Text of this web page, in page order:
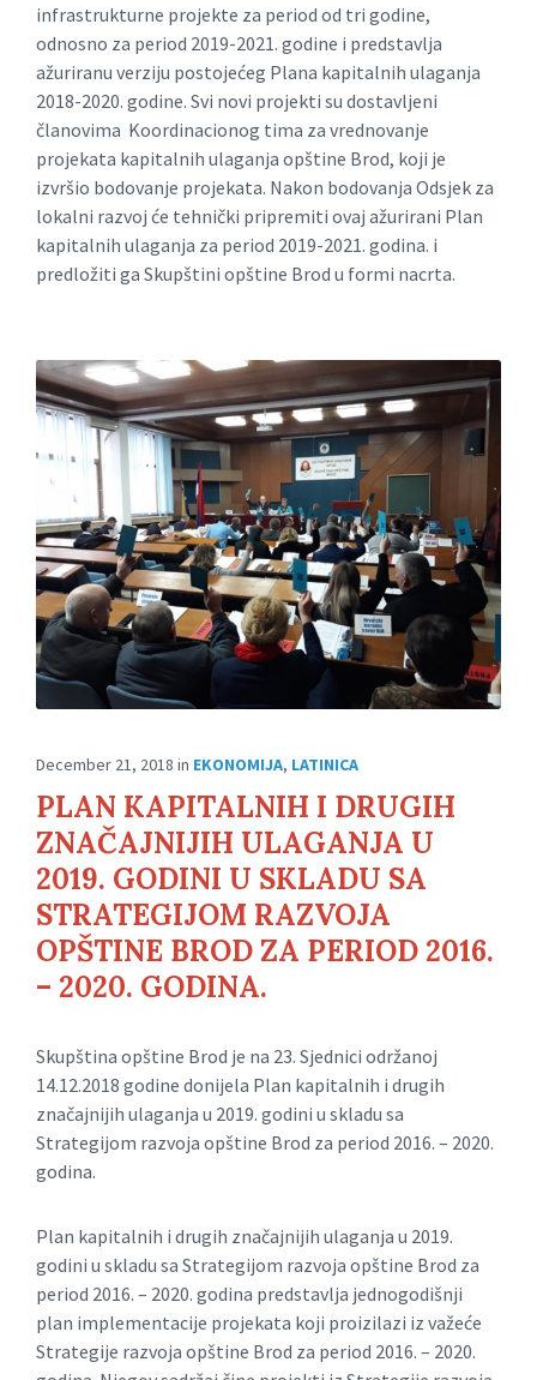
infrastrukturne projekte za period od tri godine,
odnosno za period 2019-2021. godine i predstavlja
ažuriranu verziju postojećeg Plana kapitalnih ulaganja
2018-2020. godine. Svi novi projekti su dostavljeni
članovima Koordinacionog tima za vrednovanje
projekata kapitalnih ulaganja opštine Brod, koji je
izvršio bodovanje projekata. Nakon bodovanja Odsjek za
lokalni razvoj će tehnički pripremiti ovaj ažurirani Plan
kapitalnih ulaganja za period 2019-2021. godina. i
predložiti ga Skupštini opštine Brod u formi nacrta.
December 21, 2018 in EKONOMIJA, LATINICA
PLAN KAPITALNIH I DRUGIH
ZNAČAJNIJIH ULAGANJA U
2019. GODINI U SKLADU SA
STRATEGIJOM RAZVOJA
OPŠTINE BROD ZA PERIOD 2016.
– 2020. GODINA.
Skupština opštine Brod je na 23. Sjednici održanoj
14.12.2018 godine donijela Plan kapitalnih i drugih
značajnijih ulaganja u 2019. godini u skladu sa
Strategijom razvoja opštine Brod za period 2016. – 2020.
godina.
Plan kapitalnih i drugih značajnijih ulaganja u 2019.
godini u skladu sa Strategijom razvoja opštine Brod za
period 2016. – 2020. godina predstavlja jednogodišnji
plan implementacije projekata koji proizilazi iz važeće
Strategije razvoja opštine Brod za period 2016. – 2020.